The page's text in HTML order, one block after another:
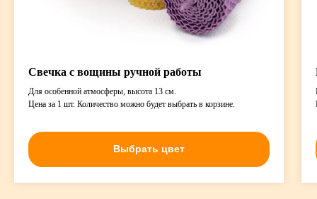
Свечка с вощины ручной работы
Для особенной атмосферы, высота 13 см.
Цена за 1 шт. Количество можно будет выбрать в корзине.
Выбрать цвет